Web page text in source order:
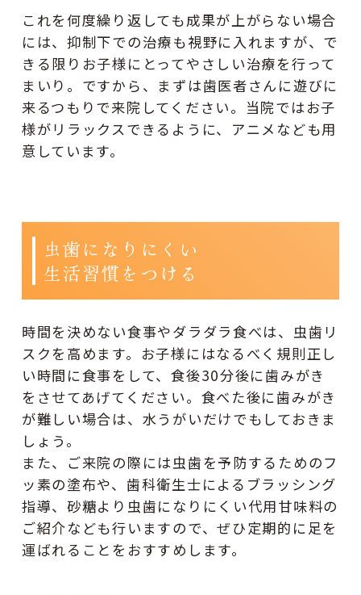
これを何度繰り返しても成果が上がらない場合
には、抑制下での治療も視野に入れますが、で
きる限りお子様にとってやさしい治療を行って
まいり。ですから、まずは歯医者さんに遊びに
来るつもりで来院してください。当院ではお子
様がリラックスできるように、アニメなども用
意しています。
虫歯になりにくい
生活習慣をつける
時間を決めない食事やダラダラ食べは、虫歯リ
スクを高めます。お子様にはなるべく規則正し
い時間に食事をして、食後30分後に歯みがき
をさせてあげてください。食べた後に歯みがき
が難しい場合は、水うがいだけでもしておきま
しょう。
また、ご来院の際には虫歯を予防するためのフ
ッ素の塗布や、歯科衛生士によるブラッシング
指導、砂糖より虫歯になりにくい代用甘味料の
ご紹介なども行いますので、ぜひ定期的に足を
運ばれることをおすすめします。